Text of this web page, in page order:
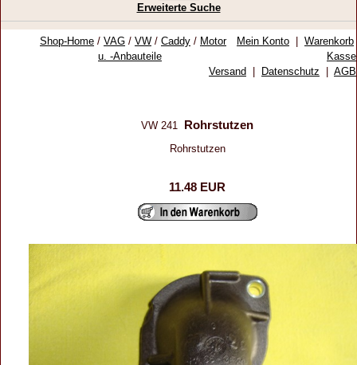
Erweiterte Suche
Shop-Home / VAG / VW / Caddy / Motor
u. -Anbauteile
Mein Konto Warenkorb
Kasse
Versand
Datenschutz AGB
VW 241 Rohrstutzen
Rohrstutzen
11.48 EUR